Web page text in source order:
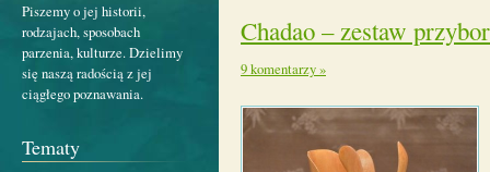
Piszemy o jej historii,
rodzajach, sposobach
parzenia, kulturze. Dzielimy
się naszą radością z jej
ciągłego poznawania.
Tematy
Chadao – zestaw
9 komentarzy »